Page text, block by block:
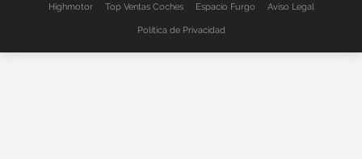
Highmotor Top Ventas Coches Espacio Furgo Aviso Legal
Política de Privacidad